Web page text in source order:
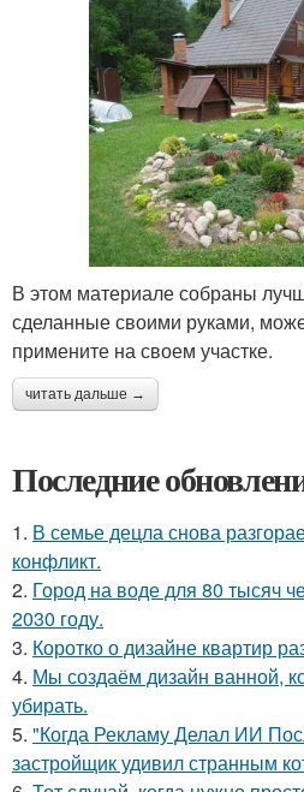
В этом материале собраны
сделанные своими руками,
примените на своем участке.
читать дальше →
Последние
1. В семье децла снова
конфликт.
2. Город на воде для 80 тысяч
2030 году.
3. Коротко о дизайне квартир
4. Мы создаём дизайн ванной,
убирать.
5. "Когда Рекламу Делал ИИ
застройщик удивил странным